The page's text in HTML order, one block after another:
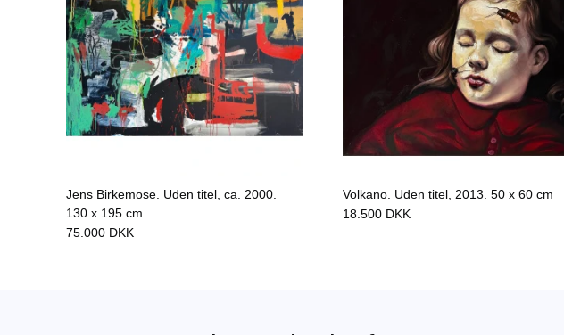
Jens Birkemose. Uden titel, ca. 2000.
130 x 195 cm
75.000 DKK
Volkano. Uden titel, 2013.50 x 60 cm
18.500 DKK